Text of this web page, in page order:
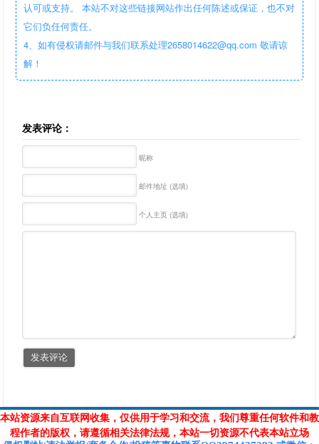
认可或支持。 本站不对这些链接网站作出任何陈述或保证，也不对
它们负任何责任。
4、如有侵权请邮件与我们联系处理2658014622@qq.com 敬请谅
解！
发表评论：
昵称
邮件地址 (选填)
个人主页 (选填)
本站资源来自互联网收集，仅供用于学习和交流，我们尊重任何软件和教
程作者的版权，请遵循相关法律法规，本站一切资源不代表本站立场